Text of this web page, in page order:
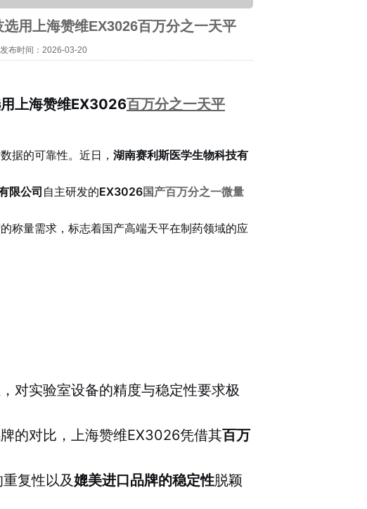
用上海赞维EX3026百万分之一天平
发布时间：2026-03-20
上海赞维EX3026百万分之一天平
据的可靠性。近日， 湖南赛利斯医学生物科技有
限公司 自主研发的EX3026国产百万分之一微量
称量需求，标志着国产高端天平在制药领域的应
对实验室设备的精度与稳定性要求极
的对比，上海赞维EX3026凭借其百万
复性以及媲美进口品牌的稳定性脱颖